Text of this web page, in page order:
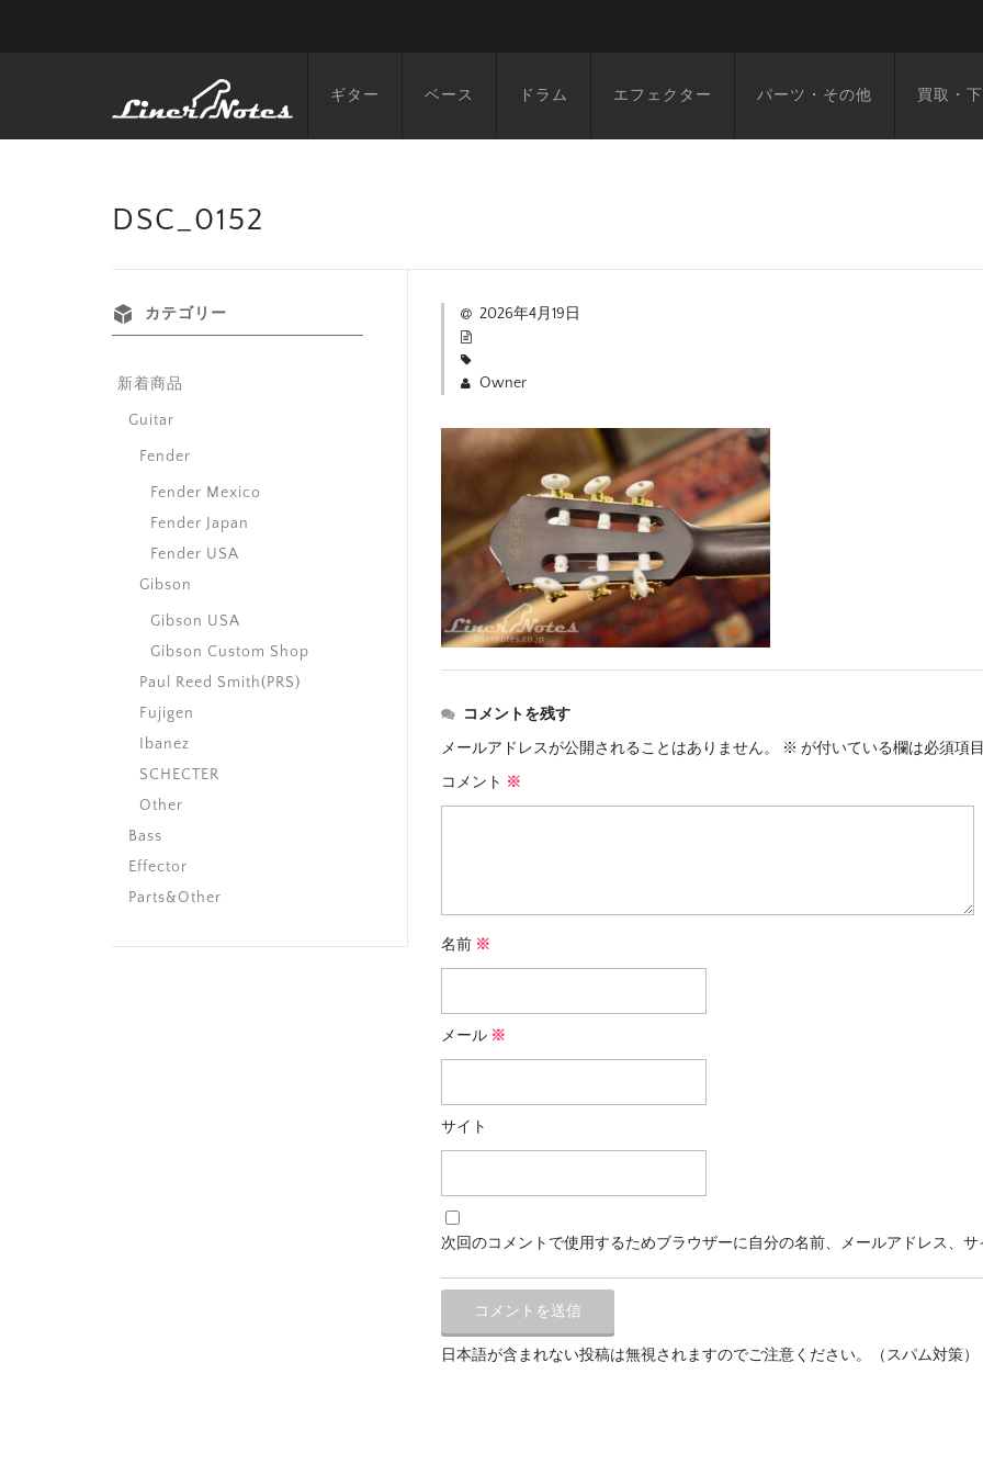
ギター ベース ドラム エフェクター パーツ・その他 買取・
DSC_0152
2026年4月19日
Owner
コメントを残す
メールアドレスが公開されることはありません。
※ が付いている欄は必須項
コメント ※
名前 ※
メール ※
サイト
次回のコメントで使用するためブラウザーに自分の名前、メールアドレス、
日本語が含まれない投稿は無視されますのでご注意ください。（スパム対策）
カテゴリー
新着商品
Guitar
Fender
Fender Mexico
Fender Japan
Fender USA
Gibson
Gibson USA
Gibson Custom Shop
Paul Reed Smith(PRS)
Fujigen
Ibanez
SCHECTER
Other
Bass
Effector
Parts&Other